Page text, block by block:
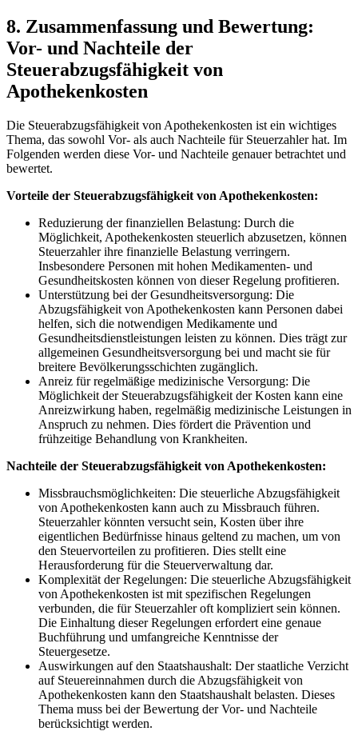
8. Zusammenfassung und ⁣Bewertung:
Vor- und Nachteile der
Steuerabzugsfähigkeit von
Apothekenkosten
Die Steuerabzugsfähigkeit von Apothekenkosten ‍ist ein wichtiges
Thema, das sowohl Vor- als auch Nachteile für Steuerzahler hat. Im
Folgenden ⁣werden ⁢diese Vor- und⁤ Nachteile genauer betrachtet und
bewertet.
Vorteile der Steuerabzugsfähigkeit von ‍Apothekenkosten:
Reduzierung⁢ der‌ finanziellen ‌Belastung: Durch die
Möglichkeit, Apothekenkosten steuerlich abzusetzen, können‌
Steuerzahler ihre finanzielle⁣ Belastung verringern.
Insbesondere ⁤Personen mit hohen Medikamenten- und
Gesundheitskosten können von dieser Regelung profitieren.
Unterstützung bei der Gesundheitsversorgung: Die
Abzugsfähigkeit von Apothekenkosten kann Personen dabei
helfen, sich die‌ notwendigen ‍Medikamente und
Gesundheitsdienstleistungen leisten zu können. Dies trägt zur
allgemeinen Gesundheitsversorgung bei und macht sie für
breitere Bevölkerungsschichten ⁣zugänglich.
Anreiz für‌ regelmäßige medizinische‍ Versorgung: Die
Möglichkeit der Steuerabzugsfähigkeit der Kosten kann eine
Anreizwirkung haben,⁢ regelmäßig medizinische Leistungen in
Anspruch zu nehmen.‌ Dies fördert die Prävention und
frühzeitige Behandlung von Krankheiten.
Nachteile der Steuerabzugsfähigkeit von Apothekenkosten:
Missbrauchsmöglichkeiten: Die steuerliche Abzugsfähigkeit
von Apothekenkosten kann auch zu Missbrauch führen.
Steuerzahler ⁢könnten versucht sein, Kosten über ihre
eigentlichen Bedürfnisse hinaus geltend zu machen, um von
den ⁣Steuervorteilen zu‍ profitieren. Dies stellt eine
Herausforderung für die Steuerverwaltung ‍dar.
Komplexität der Regelungen: Die steuerliche ​Abzugsfähigkeit
von Apothekenkosten ist mit spezifischen Regelungen
verbunden, die für Steuerzahler oft kompliziert sein ‌können.
Die Einhaltung dieser⁢ Regelungen erfordert eine genaue
Buchführung und umfangreiche Kenntnisse der
Steuergesetze.
Auswirkungen auf den Staatshaushalt: Der staatliche Verzicht
auf Steuereinnahmen durch die​ Abzugsfähigkeit von
Apothekenkosten kann den Staatshaushalt belasten.⁤ Dieses
Thema muss bei der Bewertung ⁣der ‌Vor- und Nachteile
berücksichtigt werden.